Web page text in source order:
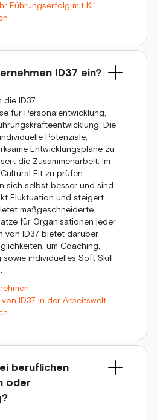
Führungserfolg mit KI"
ID37 ein?
die ID37
für Personalentwicklung,
Die
Potenziale,
Entwicklungspläne zu
die Zusammenarbeit. Im
Fit zu prüfen.
sich selbst besser und sind
Fluktuation und steigert
maßgeschneiderte
für Organisationen jeder
von ID37 bietet darüber
um Coaching,
sowie individuelles Soft Skill-
ID37 in der Arbeitswelt
beruflichen
oder